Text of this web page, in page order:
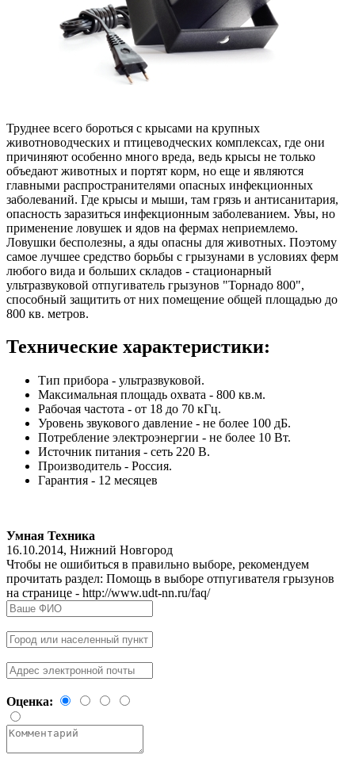
Труднее всего бороться с крысами на крупных
животноводческих и птицеводческих комплексах, где они
причиняют особенно много вреда, ведь крысы не только
объедают животных и портят корм, но еще и являются
главными распространителями опасных инфекционных
заболеваний. Где крысы и мыши, там грязь и антисанитария,
опасность заразиться инфекционным заболеванием. Увы, но
применение ловушек и ядов на фермах неприемлемо.
Ловушки бесполезны, а яды опасны для животных. Поэтому
самое лучшее средство борьбы с грызунами в условиях ферм
любого вида и больших складов - стационарный
ультразвуковой отпугиватель грызунов "Торнадо 800",
способный защитить от них помещение общей площадью до
800 кв. метров.
Технические характеристики:
Тип прибора - ультразвуковой.
Максимальная площадь охвата - 800 кв.м.
Рабочая частота - от 18 до 70 кГц.
Уровень звукового давление - не более 100 дБ.
Потребление электроэнергии - не более 10 Вт.
Источник питания - сеть 220 В.
Производитель - Россия.
Гарантия - 12 месяцев
Умная Техника
16.10.2014, Нижний Новгород
Чтобы не ошибиться в правильно выборе, рекомендуем
прочитать раздел: Помощь в выборе отпугивателя грызунов
на странице - http://www.udt-nn.ru/faq/
Оценка: